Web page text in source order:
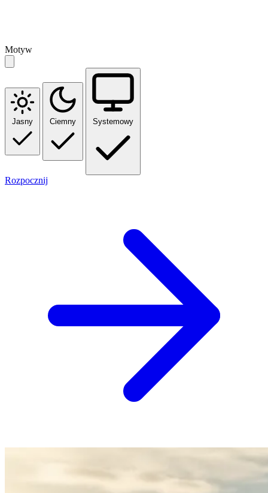
Motyw
Jasny Ciemny Systemowy
Rozpocznij